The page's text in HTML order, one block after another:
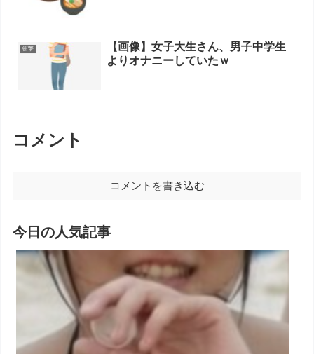
衝撃
【画像】女子大生さん、男子中学生
よりオナニーしていたｗ
コメント
コメントを書き込む
今日の人気記事